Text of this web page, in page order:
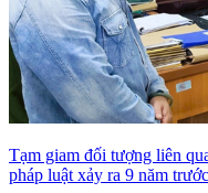
Tạm giam đối tượng liên
pháp luật xảy ra 9 năm trước